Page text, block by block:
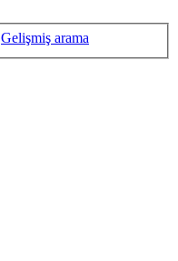
Gelişmiş arama